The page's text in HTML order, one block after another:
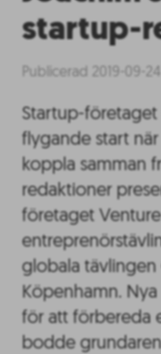
startup-
Publicerad 2019-09-24
Startup-
flygande start
koppla samman
redaktioner
företaget
globala tävlingen
Köpenhamn.
för att förbereda
bodde grundaren